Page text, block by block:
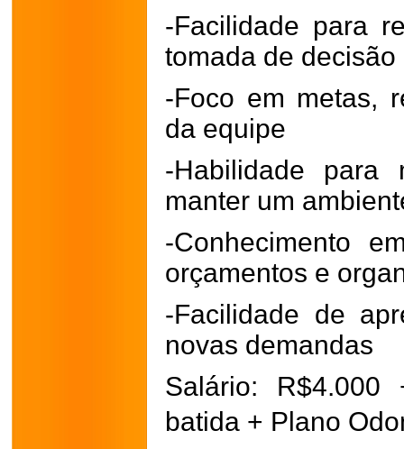
-Facilidade para
tomada de decisão
-Foco em metas,
da equipe
-Habilidade para
manter um
-Conhecimento
orçamentos e
-Facilidade de
novas demandas
Salário:
batida + Plano